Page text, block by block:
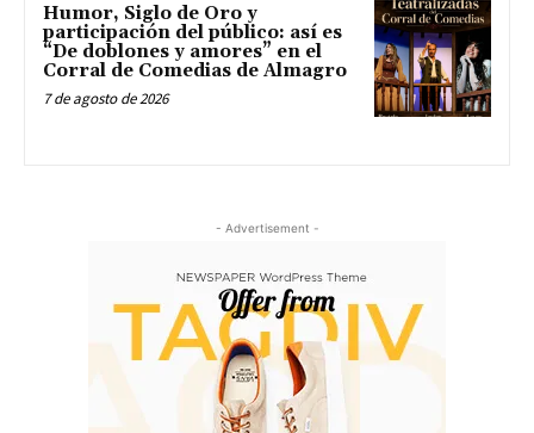
Humor, Siglo de Oro y
participación del público: así es
“De doblones y amores” en el
Corral de Comedias de Almagro
7 de agosto de 2026
- Advertisement -